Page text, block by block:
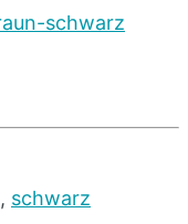
, schwarz